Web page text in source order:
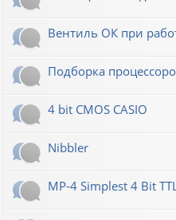
Вентиль ОК при
Подборка
4 bit CMOS CASIO
Nibbler
MP-4 Simplest 4 Bit